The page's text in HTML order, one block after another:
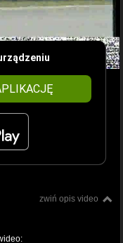
zwiń opis video